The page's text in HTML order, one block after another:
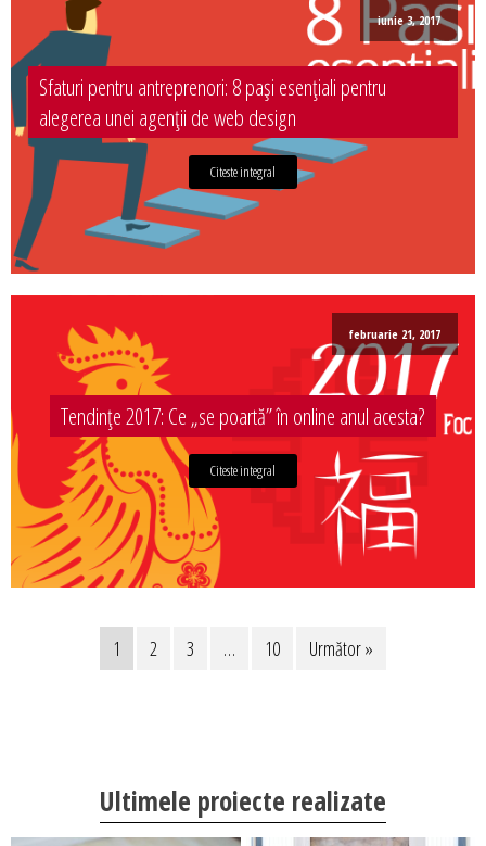
iunie 3, 2017
Sfaturi pentru antreprenori: 8 pași esențiali pentru
alegerea unei agenții de web design
Citeste integral
februarie 21, 2017
Tendințe 2017: Ce „se poartă” în online anul acesta?
Citeste integral
1 2 3 … 10 Următor »
Ultimele proiecte realizate